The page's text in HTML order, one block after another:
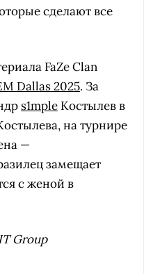
сделают все
FaZe Clan
Dallas 2025. За
s1mple Костылев в
на турнире
—
замещает
с женой в
Group